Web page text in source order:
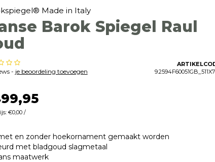
Made in Italy
Barok Spiegel Raul
- je beoordeling toevoegen
€0,00 /
en zonder hoekornament gemaakt worden
met bladgoud slagmetaal
maatwerk